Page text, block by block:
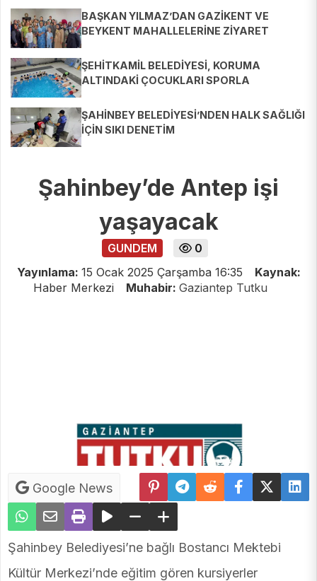
BAŞKAN YILMAZ’DAN GAZİKENT VE
BEYKENT MAHALLELERİNE ZİYARET
ŞEHİTKAMİL BELEDİYESİ, KORUMA
ALTINDAKİ ÇOCUKLARI SPORLA
ŞAHİNBEY BELEDİYESİ’NDEN HALK SAĞLIĞI
İÇİN SIKI DENETİM
Şahinbey’de Antep işi
yaşayacak
GUNDEM
0
Yayınlama: 15 Ocak 2025 Çarşamba 16:35
Kaynak:
Haber Merkezi
Muhabir: Gaziantep Tutku
Google News
Şahinbey Belediyesi’ne bağlı Bostancı Mektebi
Kültür Merkezi’nde eğitim gören kursiyerler